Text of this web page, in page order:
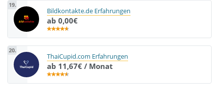
19.
Bildkontakte.de Erfahrungen
ab 0,00€
20.
ThaiCupid.com Erfahrungen
ab 11,67€ / Monat